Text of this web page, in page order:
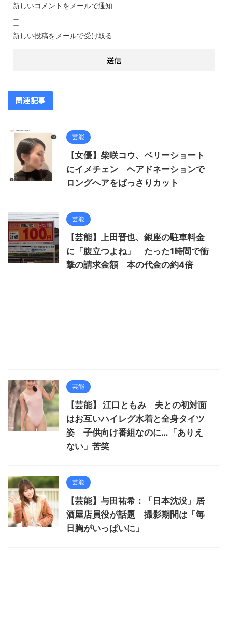
新しいコメントをメールで通知
新しい投稿をメールで受け取る
関連記事
芸能
【女優】柴咲コウ、ベリーショート
にイメチェン ヘアドネーションで
ロングへアをばっさりカット
芸能
【芸能】上田晋也、銀座の駐車料金
に「腹立つよね」 たった1時間で衝
撃の請求金額 本の代金の約4倍
芸能
【芸能】 江口ともみ 夫との初対面
はお互いハイレグ水着と全身タイツ
姿 子供向け番組なのに…「ありえ
ない」苦笑
芸能
【芸能】与田祐希：「日本沈没」居
酒屋店員役が話題 撮影期間は「毎
日胸がいっぱいに」